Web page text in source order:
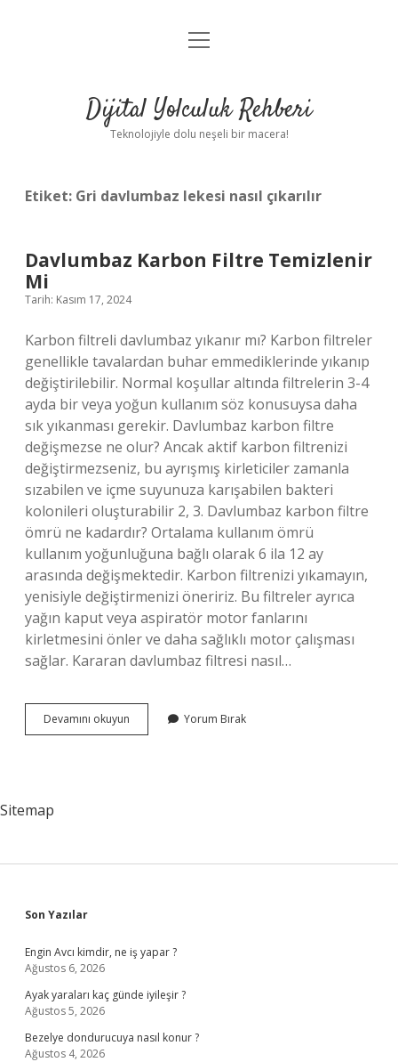
Anasayfa
Yasal Uyarı
menüyü
Dijital Yolculuk Rehberi
Teknolojiyle dolu neşeli bir macera!
Etiket: Gri davlumbaz lekesi nasıl çıkarılır
Davlumbaz Karbon Filtre Temizlenir
Mi
Tarih: Kasım 17, 2024
Karbon filtreli davlumbaz yıkanır mı? Karbon filtreler
genellikle tavalardan buhar emmediklerinde yıkanıp
değiştirilebilir. Normal koşullar altında filtrelerin 3-4
ayda bir veya yoğun kullanım söz konusuysa daha
sık yıkanması gerekir. Davlumbaz karbon filtre
değişmezse ne olur? Ancak aktif karbon filtrenizi
değiştirmezseniz, bu ayrışmış kirleticiler zamanla
sızabilen ve içme suyunuza karışabilen bakteri
kolonileri oluşturabilir 2, 3. Davlumbaz karbon filtre
ömrü ne kadardır? Ortalama kullanım ömrü
kullanım yoğunluğuna bağlı olarak 6 ila 12 ay
arasında değişmektedir. Karbon filtrenizi yıkamayın,
yenisiyle değiştirmenizi öneririz. Bu filtreler ayrıca
yağın kaput veya aspiratör motor fanlarını
kirletmesini önler ve daha sağlıklı motor çalışması
sağlar. Kararan davlumbaz filtresi nasıl…
Devamını okuyun Davlumbaz
Karbon
Yorum Bırak
Sitemap
Sidebar
Son Yazılar
Engin Avcı kimdir, ne iş yapar ?
Ağustos 6, 2026
Ayak yaraları kaç günde iyileşir ?
Ağustos 5, 2026
Bezelye dondurucuya nasıl konur ?
Ağustos 4, 2026